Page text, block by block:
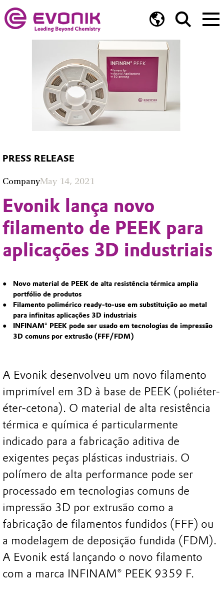
PRESS RELEASE
CompanyMay 14, 2021
Evonik lança novo
filamento de PEEK para
aplicações 3D industriais
Novo material de PEEK de alta resistência térmica amplia
portfólio de produtos
Filamento polimérico ready-to-use em substituição ao metal
para infinitas aplicações 3D industriais
INFINAM® PEEK pode ser usado em tecnologias de impressão
3D comuns por extrusão (FFF/FDM)
A Evonik desenvolveu um novo filamento
imprimível em 3D à base de PEEK (poliéter-
éter-cetona). O material de alta resistência
térmica e química é particularmente
indicado para a fabricação aditiva de
exigentes peças plásticas industriais. O
polímero de alta performance pode ser
processado em tecnologias comuns de
impressão 3D por extrusão como a
fabricação de filamentos fundidos (FFF) ou
a modelagem de deposição fundida (FDM).
A Evonik está lançando o novo filamento
com a marca INFINAM® PEEK 9359 F.